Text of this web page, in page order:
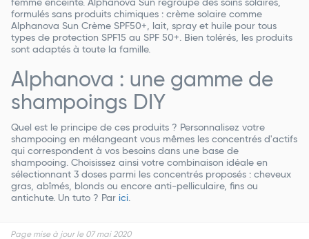
femme enceinte. Alphanova Sun regroupe des soins solaires,
formulés sans produits chimiques : crème solaire comme
Alphanova Sun Crème SPF50+, lait, spray et huile pour tous
types de protection SPF15 au SPF 50+. Bien tolérés, les produits
sont adaptés à toute la famille.
Alphanova : une gamme de
shampoings DIY
Quel est le principe de ces produits ? Personnalisez votre
shampooing en mélangeant vous mêmes les concentrés d'actifs
qui correspondent à vos besoins dans une base de
shampooing. Choisissez ainsi votre combinaison idéale en
sélectionnant 3 doses parmi les concentrés proposés : cheveux
gras, abîmés, blonds ou encore anti-pelliculaire, fins ou
antichute. Un tuto ? Par ici.
Page mise à jour le 07 mai 2020